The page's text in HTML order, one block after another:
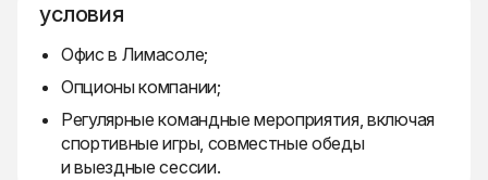
условия
Офис в Лимасоле;
Опционы компании;
Регулярные командные мероприятия, включая
спортивные игры, совместные обеды
и выездные сессии.